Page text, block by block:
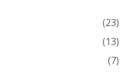
(23)
(13)
(7)